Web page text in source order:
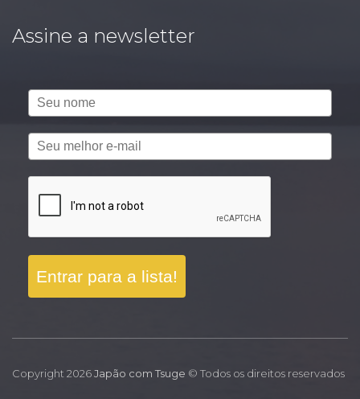
Assine a newsletter
Entrar para a lista!
Copyright 2026Japão com Tsuge © Todos os direitos reservados